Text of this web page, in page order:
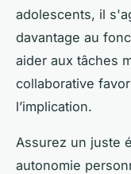
adolescents, il
davantage au
aider aux tâches
collaborative
l’implication.
Assurez un juste
autonomie